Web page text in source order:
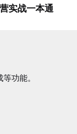
实战一本通
功能。